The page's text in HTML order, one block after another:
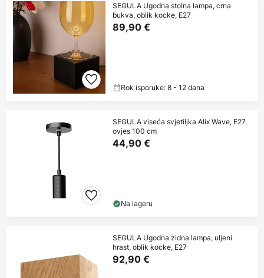
SEGULA Ugodna stolna lampa, crna
bukva, oblik kocke, E27
89,90 €
Rok isporuke: 8 - 12 dana
SEGULA viseća svjetiljka Alix Wave, E27,
ovjes 100 cm
44,90 €
Na lageru
SEGULA Ugodna zidna lampa, uljeni
hrast, oblik kocke, E27
92,90 €